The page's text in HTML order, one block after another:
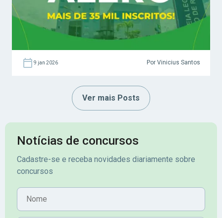
9 jan 2026 Por Vinicius Santos
Ver mais Posts
Notícias de concursos
Cadastre-se e receba novidades diariamente sobre
concursos
Nome
E-mail